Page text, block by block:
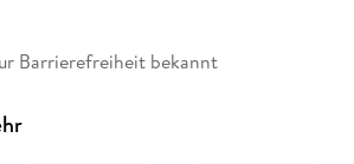
Barrierefreiheit bekannt